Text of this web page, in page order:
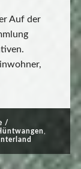
Auf der
/
,